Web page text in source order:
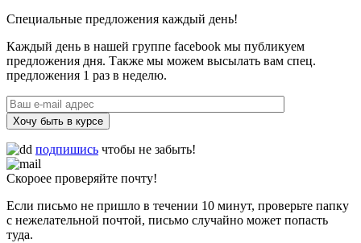
Специальные предложения каждый день!
Каждый день в нашей группе facebook мы публикуем
предложения дня. Также мы можем высылать вам спец.
предложения 1 раз в неделю.
Хочу быть в курсе
подпишись чтобы не забыть!
Скороее проверяйте почту!
Если письмо не пришло в течении 10 минут, проверьте папку
с нежелательной почтой, письмо случайно может попасть
туда.